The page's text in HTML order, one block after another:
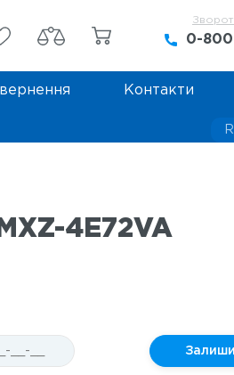
0-
0-800-
+38
Контакти
4E72VA